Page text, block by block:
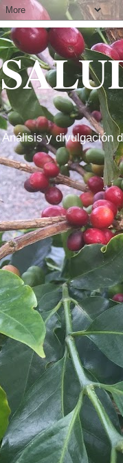
Análisis y divulgación